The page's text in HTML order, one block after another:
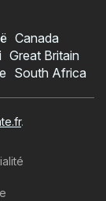
Canada
Great Britain
South Africa
.